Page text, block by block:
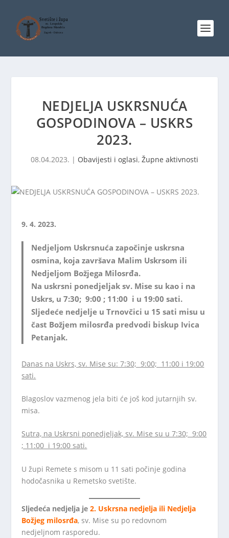
NEDJELJA USKRSNUĆA
GOSPODINOVA – USKRS
2023.
08.04.2023. | Obavijesti i oglasi, Župne aktivnosti
9. 4. 2023.
Nedjeljom Uskrsnuća započinje uskrsna
osmina, koja završava Malim Uskrsom ili
Nedjeljom Božjega Milosrđa.
Na uskrsni ponedjeljak sv. Mise su kao i na
Uskrs, u 7:30; 9:00 ; 11:00 i u 19:00 sati.
Sljedeće nedjelje u Trnovčici u 15 sati misu u
čast Božjem milosrđa predvodi biskup Ivica
Petanjak.
Danas na Uskrs, sv. Mise su: 7:30; 9:00; 11:00 i 19:00
sati.
Blagoslov vazmenog jela biti će još kod jutarnjih sv.
misa.
Sutra, na Uskrsni ponedjeljak, sv. Mise su u 7:30; 9:00
; 11:00 i 19:00 sati.
U župi Remete s misom u 11 sati počinje godina
hodočasnika u Remetsko svetište.
Sljedeća nedjelja je2. Uskrsna nedjelja ili Nedjelja
Božjeg milosrđa, sv. Mise su po redovnom
nedjeljnom rasporedu.